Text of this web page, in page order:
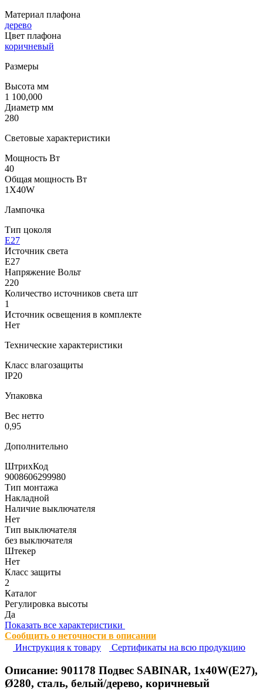
Материал плафона
дерево
Цвет плафона
коричневый
Размеры
Высота мм
1 100,000
Диаметр мм
280
Световые характеристики
Мощность Вт
40
Общая мощность Вт
1X40W
Лампочка
Тип цоколя
E27
Источник света
E27
Напряжение Вольт
220
Количество источников света шт
1
Источник освещения в комплекте
Нет
Технические характеристики
Класс влагозащиты
IP20
Упаковка
Вес нетто
0,95
Дополнительно
ШтрихКод
9008606299980
Тип монтажа
Накладной
Наличие выключателя
Нет
Тип выключателя
без выключателя
Штекер
Нет
Класс защиты
2
Каталог
Регулировка высоты
Да
Показать все характеристики
Сообщить о неточности в описании
Инструкция к товару
Сертификаты на всю продукцию
Описание: 901178 Подвес SABINAR, 1х40W(E27),
Ø280, сталь, белый/дерево, коричневый